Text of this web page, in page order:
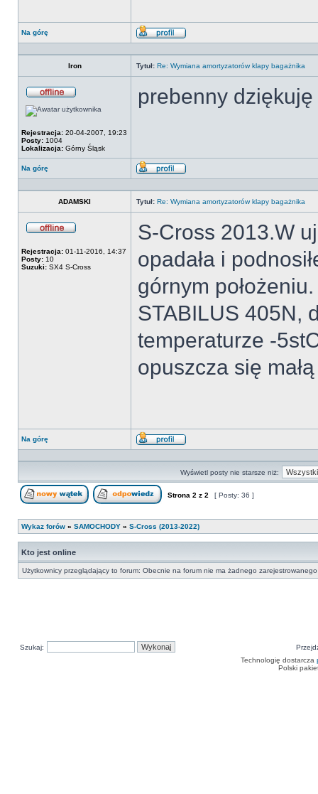
Na górę
Wyświetl
Iron
Tytuł: Re: Wymiana amortyzatorów klapy bagażnika
Rejestracja: 20-04-2007, 19:23
Posty: 1004
Lokalizacja: Górny Śląsk
prebenny
Na górę
Wyświetl
ADAMSKI
Tytuł: Re: Wymiana amortyzatorów klapy bagażnika
Rejestracja: 01-11-2016, 14:37
Posty: 10
Suzuki: SX4 S-Cross
S-Cross 2013.W
opadała i
górnym
STABILUS 405N,
temperaturze -
opuszcza się małą
Na górę
Wyświetl
Wyświetl posty nie starsze niż:
Strona 2 z 2 [ Posty: 36 ]
Wykaz forów » SAMOCHODY » S-Cross (2013-2022)
Kto jest online
Użytkownicy przeglądający to forum: Obecnie na forum nie ma żadnego
Szukaj:
Technologię dostarcza
Polski